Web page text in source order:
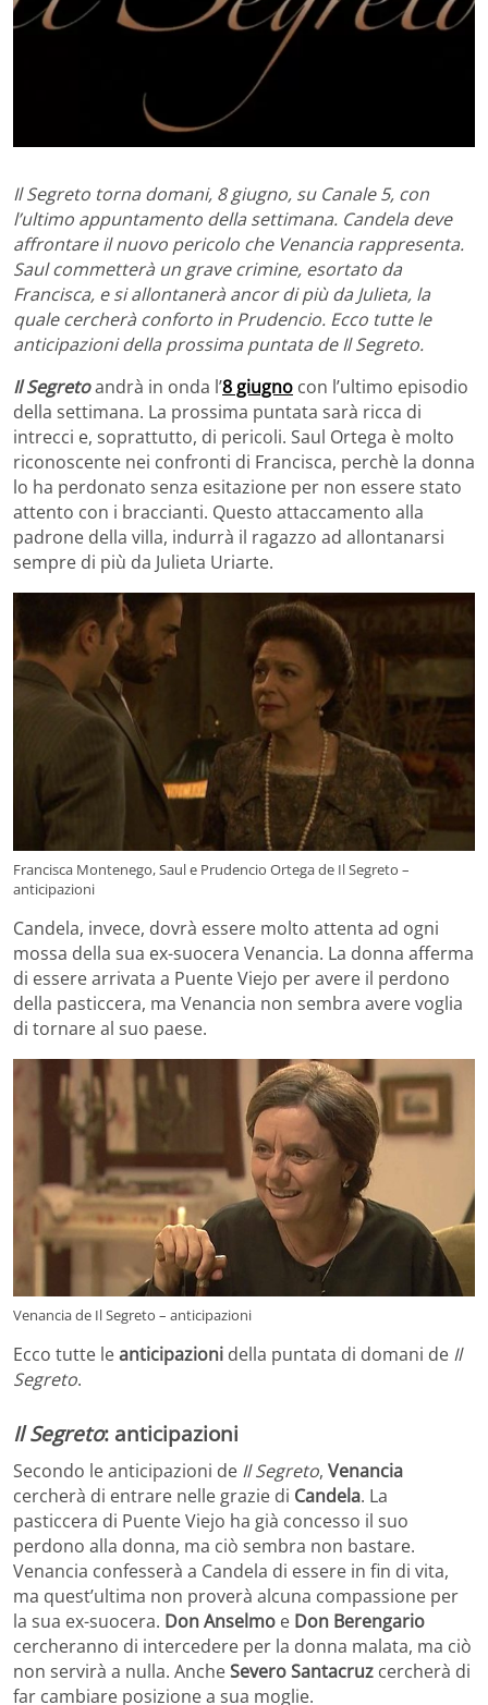
Il Segreto torna domani, 8 giugno, su Canale 5, con
l’ultimo appuntamento della settimana. Candela deve
affrontare il nuovo pericolo che Venancia rappresenta.
Saul commetterà un grave crimine, esortato da
Francisca, e si allontanerà ancor di più da Julieta, la
quale cercherà conforto in Prudencio. Ecco tutte le
anticipazioni della prossima puntata de Il Segreto.
Il Segretoandrà in onda l’8 giugno con l’ultimo episodio
della settimana. La prossima puntata sarà ricca di
intrecci e, soprattutto, di pericoli. Saul Ortega è molto
riconoscente nei confronti di Francisca, perchè la donna
lo ha perdonato senza esitazione per non essere stato
attento con i braccianti. Questo attaccamento alla
padrone della villa, indurrà il ragazzo ad allontanarsi
sempre di più da Julieta Uriarte.
Francisca Montenego, Saul e Prudencio Ortega de Il Segreto –
anticipazioni
Candela, invece, dovrà essere molto attenta ad ogni
mossa della sua ex-suocera Venancia. La donna afferma
di essere arrivata a Puente Viejo per avere il perdono
della pasticcera, ma Venancia non sembra avere voglia
di tornare al suo paese.
Venancia de Il Segreto – anticipazioni
Ecco tutte leanticipazioni della puntata di domani de Il
Segreto.
Il Segreto: anticipazioni
Secondo le anticipazioni de Il Segreto, Venancia
cercherà di entrare nelle grazie di Candela. La
pasticcera di Puente Viejo ha già concesso il suo
perdono alla donna, ma ciò sembra non bastare.
Venancia confesserà a Candela di essere in fin di vita,
ma quest’ultima non proverà alcuna compassione per
la sua ex-suocera. Don Anselmo e Don Berengario
cercheranno di intercedere per la donna malata, ma ciò
non servirà a nulla. AncheSevero Santacruz cercherà di
far cambiare posizione a sua moglie.